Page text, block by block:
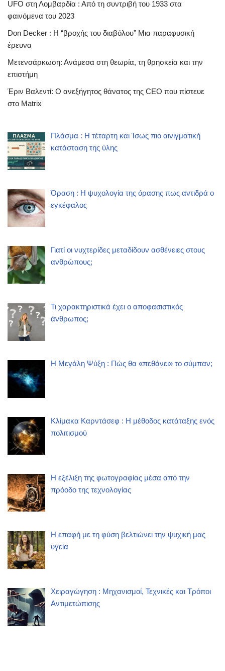
UFO στη Λομβαρδία : Από τη συντριβή του 1933 στα
φαινόμενα του 2023
Don Decker : Η “βροχής του διαβόλου” Μια παραφυσική
έρευνα
Μετενσάρκωση: Ανάμεσα στη θεωρία, τη θρησκεία και την
επιστήμη
Έριν Βαλεντί: Ο ανεξήγητος θάνατος της CEO που πίστευε
στο Matrix
Πλάσμα : Η τέταρτη και Ίσως πιο αινιγματική
κατάσταση της ύλης
Όραση : Η ψυχολογία της όρασης πως αντιδρά ο
εγκέφαλος
Γιατί οι νυχτερίδες μεταδίδουν ασθένειες στους
ανθρώπους;
Τι χαρακτηριστικά έχει ο αποφασιστικός
άνθρωπος;
Η Μεγάλη Ψύξη : Πώς θα «πεθάνει» το σύμπαν;
Κλίμακα Καρντάσεφ : Η μέθοδος κατάταξης ενός
πολιτισμού
Η εξέλιξη της φωτογραφίας μέσα από την
πρόοδο της τεχνολογίας
Η επαφή με τη φύση βελτιώνει την ψυχική μας
υγεία
Χειραγώγηση : Μηχανισμοί, Τεχνικές και Τρόποι
Αντιμετώπισης